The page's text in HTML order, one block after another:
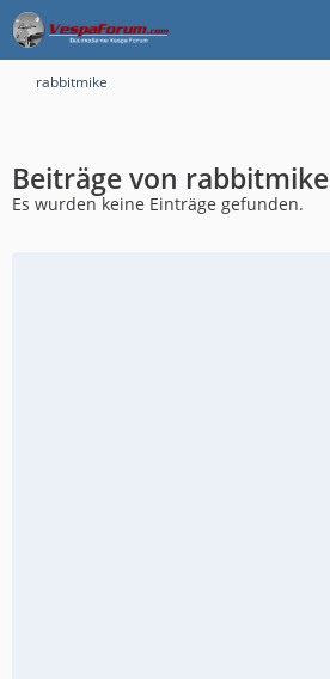
rabbitmike
Beiträge von rabbitmike
Es wurden keine Einträge gefunden.